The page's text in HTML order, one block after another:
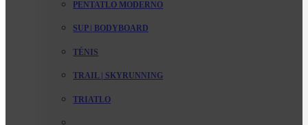
PENTATLO MODERNO
SUP | BODYBOARD
TÉNIS
TRAIL | SKYRUNNING
TRIATLO